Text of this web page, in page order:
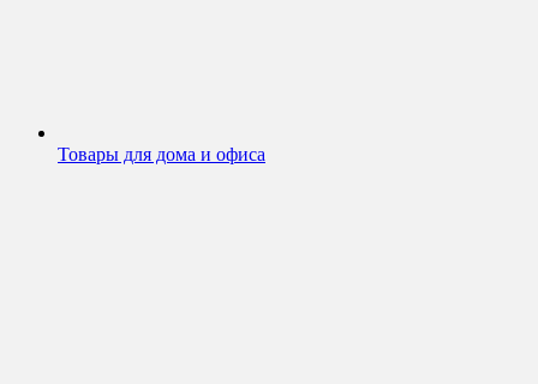
Товары для дома и офиса